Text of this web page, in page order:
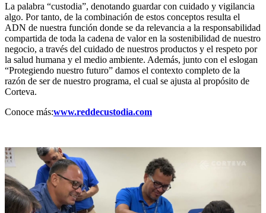
La palabra “custodia”, denotando guardar con cuidado y vigilancia
algo. Por tanto, de la combinación de estos conceptos resulta el
ADN de nuestra función donde se da relevancia a la responsabilidad
compartida de toda la cadena de valor en la sostenibilidad de nuestro
negocio, a través del cuidado de nuestros productos y el respeto por
la salud humana y el medio ambiente. Además, junto con el eslogan
“Protegiendo nuestro futuro” damos el contexto completo de la
razón de ser de nuestro programa, el cual se ajusta al propósito de
Corteva.
Conoce más:www.reddecustodia.com